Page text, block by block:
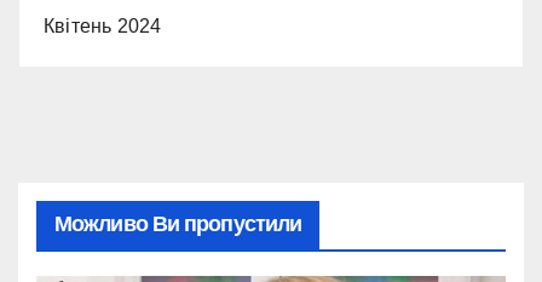
Квітень 2024
Можливо Ви пропустили